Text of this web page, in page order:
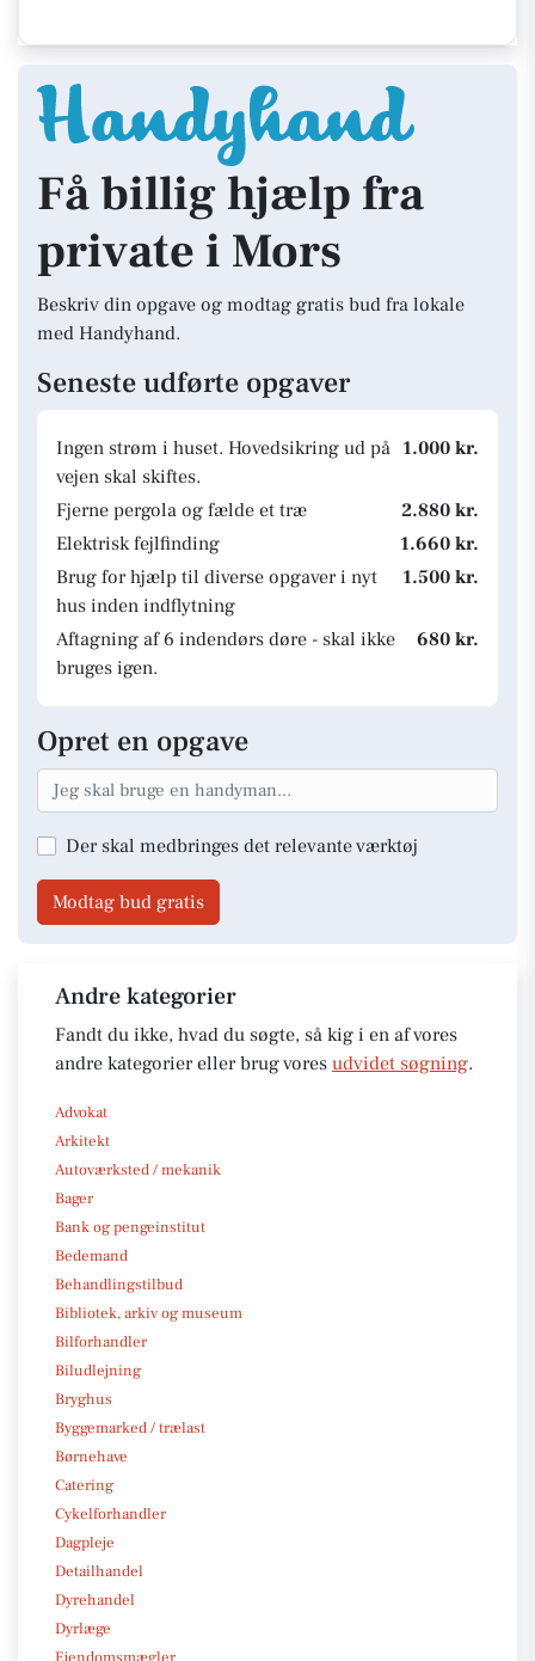
Få billig hjælp fra
private i Mors
Beskriv din opgave og modtag gratis bud fra lokale
med Handyhand.
Seneste udførte opgaver
Ingen strøm i huset. Hovedsikring ud på
vejen skal skiftes.
1.000 kr.
Fjerne pergola og fælde et træ
2.880 kr.
Elektrisk fejlfinding
1.660 kr.
Brug for hjælp til diverse opgaver i nyt
hus inden indflytning
1.500 kr.
Aftagning af 6 indendørs døre - skal ikke
bruges igen.
680 kr.
Opret en opgave
Der skal medbringes det relevante værktøj
Modtag bud gratis
Andre kategorier
Fandt du ikke, hvad du søgte, så kig i en af vores
andre kategorier eller brug vores udvidet søgning.
Advokat
Arkitekt
Autoværksted / mekanik
Bager
Bank og pengeinstitut
Bedemand
Behandlingstilbud
Bibliotek, arkiv og museum
Bilforhandler
Biludlejning
Bryghus
Byggemarked / trælast
Børnehave
Catering
Cykelforhandler
Dagpleje
Detailhandel
Dyrehandel
Dyrlæge
Ejendomsmægler